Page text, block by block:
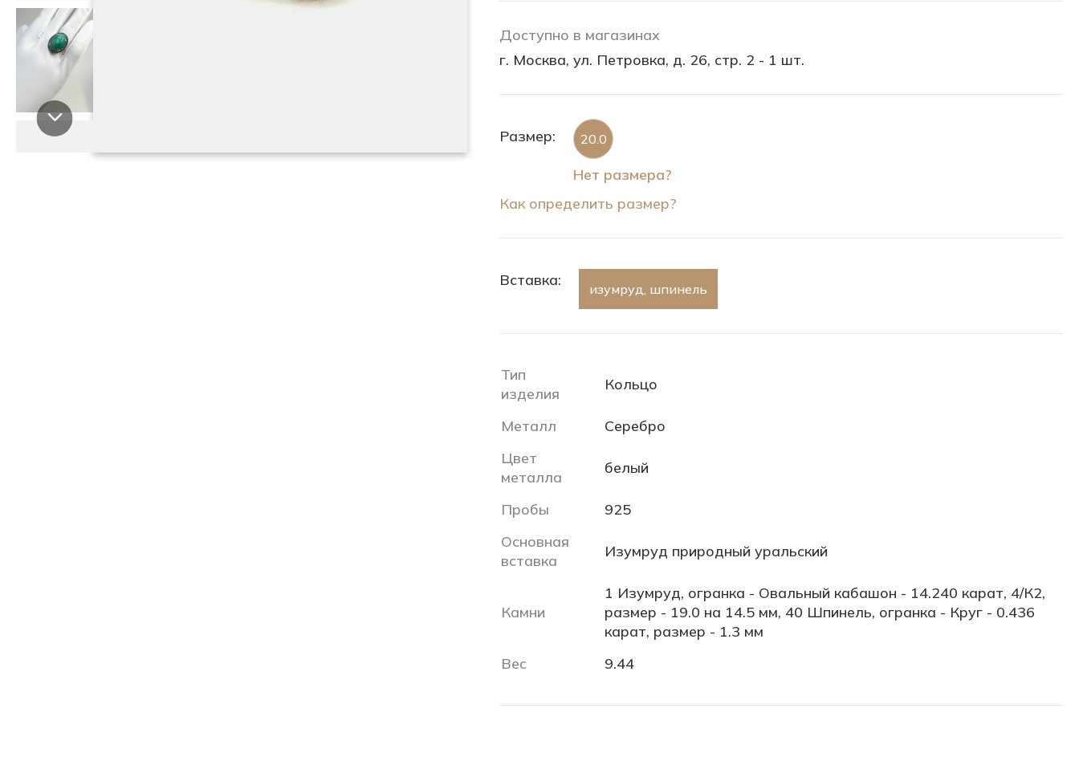
Доступно в магазинах
г. Москва, ул. Петровка, д. 26, стр. 2 - 1 шт.
Размер: 20.0
Нет размера?
Как определить размер?
Вставка: изумруд, шпинель
Тип
изделия
Кольцо
Металл
Серебро
Цвет
металла
белый
Пробы
925
Основная
вставка
Изумруд природный уральский
Камни
1 Изумруд, огранка - Овальный кабашон - 14.240 карат, 4/К2,
размер - 19.0 на 14.5 мм, 40 Шпинель, огранка - Круг - 0.436
карат, размер - 1.3 мм
Вес
9.44